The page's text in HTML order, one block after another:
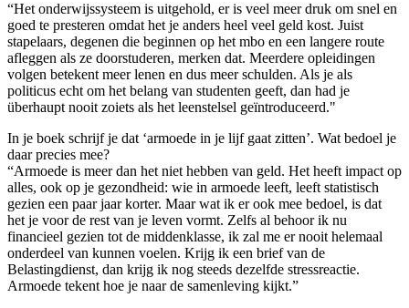
“Het onderwijssysteem is uitgehold, er is veel meer druk om snel en
goed te presteren omdat het je anders heel veel geld kost. Juist
stapelaars, degenen die beginnen op het mbo en een langere route
afleggen als ze doorstuderen, merken dat. Meerdere opleidingen
volgen betekent meer lenen en dus meer schulden. Als je als
politicus echt om het belang van studenten geeft, dan had je
überhaupt nooit zoiets als het leenstelsel geïntroduceerd."
In je boek schrijf je dat ‘armoede in je lijf gaat zitten’. Wat bedoel je
daar precies mee?
“Armoede is meer dan het niet hebben van geld. Het heeft impact op
alles, ook op je gezondheid: wie in armoede leeft, leeft statistisch
gezien een paar jaar korter. Maar wat ik er ook mee bedoel, is dat
het je voor de rest van je leven vormt. Zelfs al behoor ik nu
financieel gezien tot de middenklasse, ik zal me er nooit helemaal
onderdeel van kunnen voelen. Krijg ik een brief van de
Belastingdienst, dan krijg ik nog steeds dezelfde stressreactie.
Armoede tekent hoe je naar de samenleving kijkt.”